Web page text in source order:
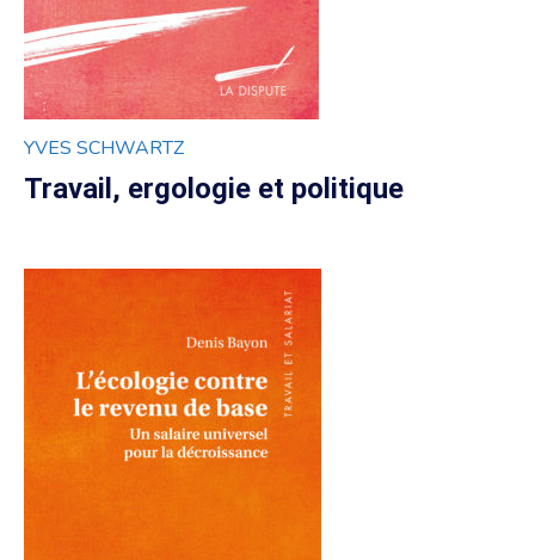
YVES SCHWARTZ
Travail, ergologie et politique